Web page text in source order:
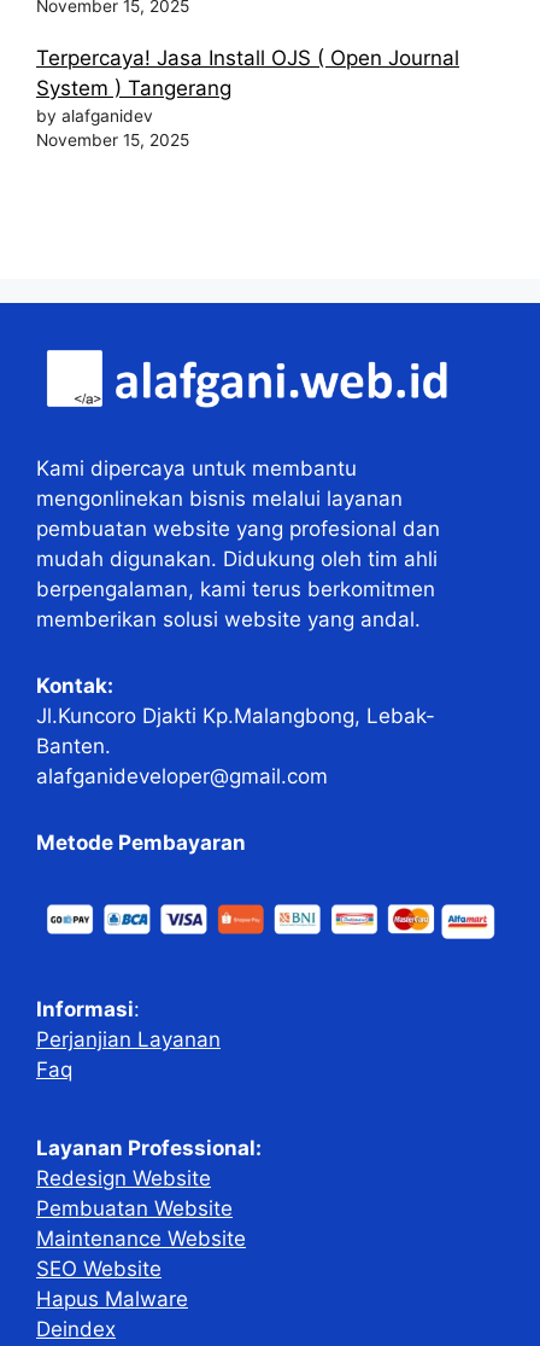
November 15, 2025
Terpercaya! Jasa Install OJS ( Open Journal
System ) Tangerang
by alafganidev
November 15, 2025
Kami dipercaya untuk membantu
mengonlinekan bisnis melalui layanan
pembuatan website yang profesional dan
mudah digunakan. Didukung oleh tim ahli
berpengalaman, kami terus berkomitmen
memberikan solusi website yang andal.
Kontak:
Jl.Kuncoro Djakti Kp.Malangbong, Lebak-
Banten.
alafganideveloper@gmail.com
Metode Pembayaran
Informasi:
Perjanjian Layanan
Faq
Layanan Professional:
Redesign Website
Pembuatan Website
Maintenance Website
SEO Website
Hapus Malware
Deindex